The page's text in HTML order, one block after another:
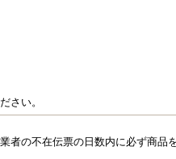
さい。
者の不在伝票の日数内に必ず商品